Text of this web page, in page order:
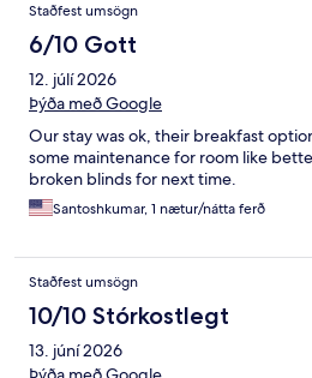
Staðfest umsögn
6/10 Gott
12. júlí 2026
Þýða með Google
Our stay was ok, their breakfast
some maintenance for room like
broken blinds for next time.
Santoshkumar, 1 nætur/nátta ferð
Staðfest umsögn
10/10 Stórkostlegt
13. júní 2026